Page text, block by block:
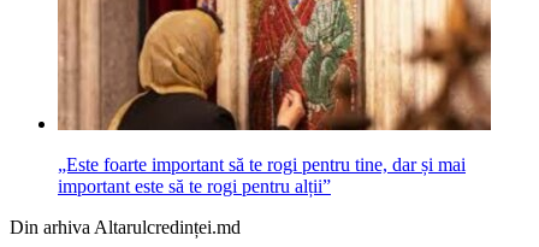
„Este foarte important să te rogi pentru tine, dar și mai
important este să te rogi pentru alții”
Din arhiva Altarulcredinței.md